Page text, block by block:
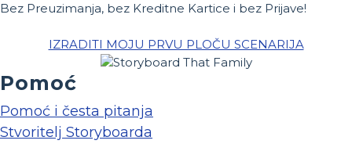
Bez Preuzimanja, bez Kreditne Kartice i bez Prijave!
IZRADITI MOJU PRVU PLOČU SCENARIJA
Pomoć
Pomoć i česta pitanja
Stvoritelj Storyboarda